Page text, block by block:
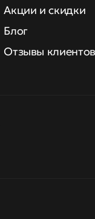
Акции и скидки
Блог
Отзывы клиентов